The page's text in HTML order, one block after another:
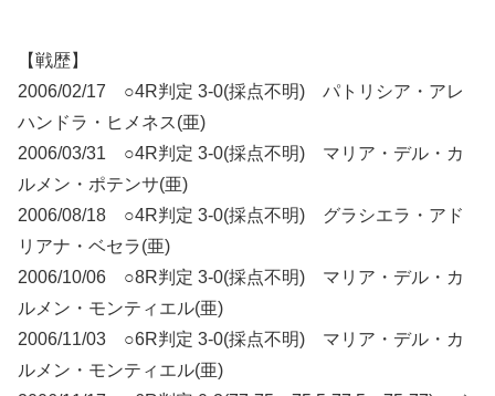
【戦歴】
2006/02/17 ○4R判定 3-0(採点不明) パトリシア・アレ
ハンドラ・ヒメネス(亜)
2006/03/31 ○4R判定 3-0(採点不明) マリア・デル・カ
ルメン・ポテンサ(亜)
2006/08/18 ○4R判定 3-0(採点不明) グラシエラ・アド
リアナ・ベセラ(亜)
2006/10/06 ○8R判定 3-0(採点不明) マリア・デル・カ
ルメン・モンティエル(亜)
2006/11/03 ○6R判定 3-0(採点不明) マリア・デル・カ
ルメン・モンティエル(亜)